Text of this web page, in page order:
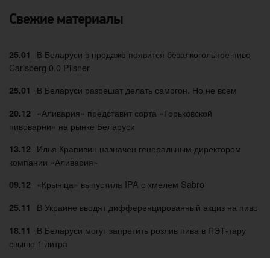
Свежие материалы
25.01
В Беларуси в продаже появится безалкогольное пиво
Carlsberg 0.0 Pilsner
25.01 В Беларуси разрешат делать самогон. Но не всем
20.12
«Аливария» представит сорта «Горьковской
пивоварни» на рынке Беларуси
13.12 Илья Крапивин назначен генеральным директором
компании «Аливария»
09.12 «Крыніца» выпустила IPA с хмелем Sabro
25.11 В Украине вводят дифференцированный акциз на пиво
18.11
В Беларуси могут запретить розлив пива в ПЭТ-тару
свыше 1 литра